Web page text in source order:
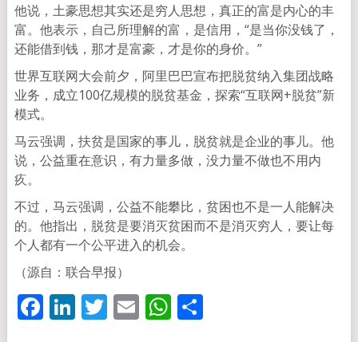
他说，土豪思想其实还是穷人思想，真正的富是内心的丰
富。他表示，自己所理解的富，是信用，“是当你没钱了，
还能借到钱，那才是富豪，才是你的身价。”
世界互联网大会前夕，阿里巴巴宣布把脱贫纳入集团战略
业务，成立100亿规模的脱贫基金，探索“互联网+脱贫”新
模式。
马云强调，扶贫是国家的事儿，脱贫就是企业的事儿。他
说，公益重在意识，有力量多做，没力量不做也不用内
疚。
不过，马云强调，公益不能攀比，贫困也不是一人能解决
的。他指出，脱贫是要消灭贫困而不是消灭穷人，要让每
个人都有一个公平进入的机会。
（源自：联合早报）
Facebook
LinkedIn
Twitter
EmailWhatsApp
分